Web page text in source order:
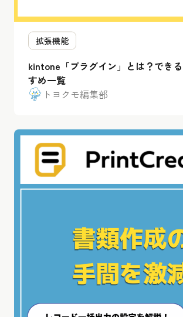
拡張機能
kintone「プラグイン」とは？でき
すめ一覧
トヨクモ編集部